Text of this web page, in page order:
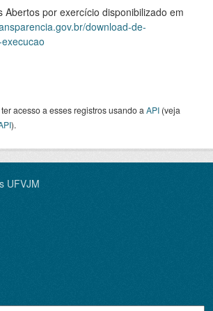
Abertos por exercício disponibilizado em
download-de-
acesso a esses registros usando a API (veja
).
UFVJM